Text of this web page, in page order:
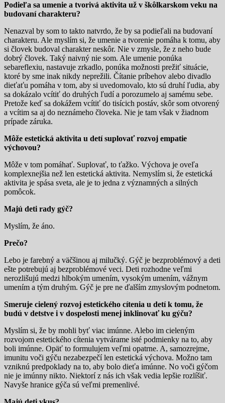
Podieľa sa umenie a tvorivá aktivita už v škôlkarskom veku na
budovaní charakteru?
Nenazval by som to takto natvrdo, že by sa podieľali na budovaní
charakteru. Ale myslím si, že umenie a tvorenie pomáha k tomu, aby
si človek budoval charakter neskôr. Nie v zmysle, že z neho bude
dobrý človek. Taký naivný nie som. Ale umenie ponúka
sebareflexiu, nastavuje zrkadlo, ponúka možnosti prežiť situácie,
ktoré by sme inak nikdy neprežili. Čítanie príbehov alebo divadlo
dieťaťu pomáha v tom, aby si uvedomovalo, kto sú druhí ľudia, aby
sa dokázalo vcítiť do druhých ľudí a porozumelo aj samému sebe.
Pretože keď sa dokážem vcítiť do tisícich postáv, skôr som otvorený
a vcítim sa aj do neznámeho človeka. Nie je tam však v žiadnom
prípade záruka.
Môže estetická aktivita u detí suplovať rozvoj empatie
výchovou?
Môže v tom pomáhať. Suplovať, to ťažko. Výchova je oveľa
komplexnejšia než len estetická aktivita. Nemyslím si, že estetická
aktivita je spása sveta, ale je to jedna z významných a silných
pomôcok.
Majú deti rady gýč?
Myslím, že áno.
Prečo?
Lebo je farebný a väčšinou aj milučký. Gýč je bezproblémový a deti
ešte potrebujú aj bezproblémové veci. Deti rozhodne veľmi
nerozlišujú medzi hlbokým umením, vysokým umením, vážnym
umením a tým druhým. Gýč je pre ne ďalším zmyslovým podnetom.
Smeruje cielený rozvoj estetického cítenia u detí k tomu, že
budú v detstve i v dospelosti menej inklinovať ku gýču?
Myslím si, že by mohli byť viac imúnne. Alebo im cieleným
rozvojom estetického cítenia vytvárame isté podmienky na to, aby
boli imúnne. Opäť to formulujem veľmi opatrne. A, samozrejme,
imunitu voči gýču nezabezpečí len estetická výchova. Možno tam
vzniknú predpoklady na to, aby bolo dieťa imúnne. No voči gýčom
nie je imúnny nikto. Niektorí z nás ich však vedia lepšie rozlíšiť.
Navyše hranice gýča sú veľmi premenlivé.